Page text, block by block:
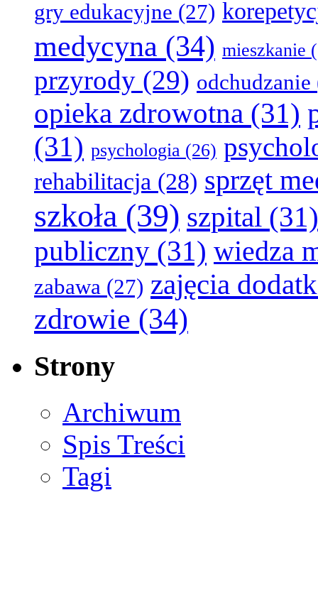
gry edukacyjne (27)
medycyna (34) mieszkanie
przyrody (29) odchudzanie
opieka zdrowotna (31)
(31) psychologia (26)
rehabilitacja (28) sprzęt
szkoła (39) szpital (31)
publiczny (31) wiedza
zabawa (27) zajęcia
zdrowie (34)
Strony
Archiwum
Spis Treści
Tagi